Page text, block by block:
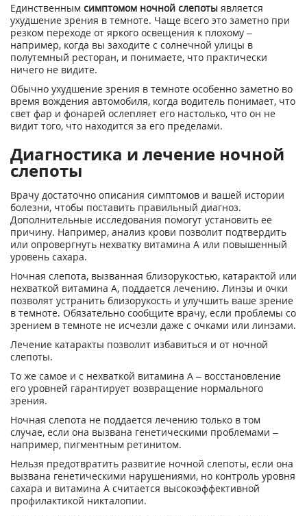
Единственным симптомом ночной слепоты является
ухудшение зрения в темноте. Чаще всего это заметно при
резком переходе от яркого освещения к плохому –
например, когда вы заходите с солнечной улицы в
полутемный ресторан, и понимаете, что практически
ничего не видите.
Обычно ухудшение зрения в темноте особенно заметно во
время вождения автомобиля, когда водитель понимает, что
свет фар и фонарей ослепляет его настолько, что он не
видит того, что находится за его пределами.
Диагностика и лечение ночной
слепоты
Врачу достаточно описания симптомов и вашей истории
болезни, чтобы поставить правильный диагноз.
Дополнительные исследования помогут установить ее
причину. Например, анализ крови позволит подтвердить
или опровергнуть нехватку витамина А или повышенный
уровень сахара.
Ночная слепота, вызванная близорукостью, катарактой или
нехваткой витамина А, поддается лечению. Линзы и очки
позволят устранить близорукость и улучшить ваше зрение
в темноте. Обязательно сообщите врачу, если проблемы со
зрением в темноте не исчезли даже с очками или линзами.
Лечение катаракты позволит избавиться и от ночной
слепоты.
То же самое и с нехваткой витамина А – восстановление
его уровней гарантирует возвращение нормального
зрения.
Ночная слепота не поддается лечению только в том
случае, если она вызвана генетическими проблемами –
например, пигментным ретинитом.
Нельзя предотвратить развитие ночной слепоты, если она
вызвана генетическими нарушениями, но контроль уровня
сахара и витамина А считается высокоэффективной
профилактикой никталопии.